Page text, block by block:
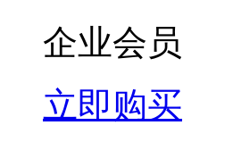
企业会员
立即购买